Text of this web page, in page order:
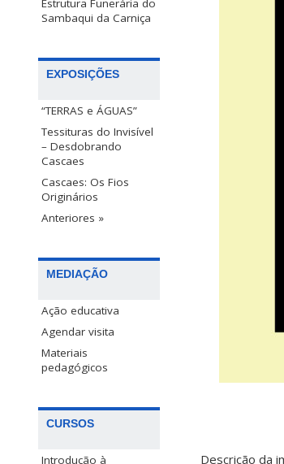
Estrutura Funerária do
Sambaqui da Carniça
EXPOSIÇÕES
“TERRAS e ÁGUAS”
Tessituras do Invisível
– Desdobrando
Cascaes
Cascaes: Os Fios
Originários
Anteriores »
MEDIAÇÃO
Ação educativa
Agendar visita
Materiais
pedagógicos
CURSOS
Introdução à
Descrição da